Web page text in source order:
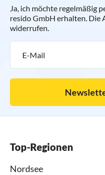
Ja, ich möchte regelmäßig
resido GmbH erhalten. Die
widerrufen.
Top-Regionen
Nordsee